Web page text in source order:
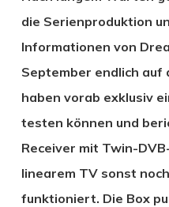
die Serienproduktion
Informationen von
September endlich auf
haben vorab exklusiv
testen können und
Receiver mit Twin-
linearem TV sonst
funktioniert. Die Box